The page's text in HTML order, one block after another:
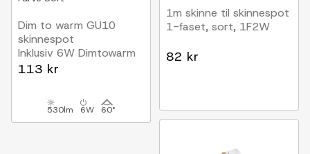
Dim to warm GU10
skinnespot
Inklusiv 6W Dimtowarm
pære, Sort, 1-faset,
113 kr
530lm 6W 60°
1m skinne til skinnespot
1-faset, sort, 1F2W
82 kr